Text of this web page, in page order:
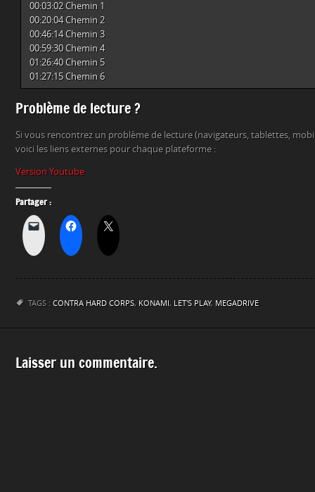
00:03:02 Chemin 1
00:20:04 Chemin 2
00:46:14 Chemin 3
00:59:30 Chemin 4
01:26:40 Chemin 5
01:27:15 Chemin 6
Problème de lecture ?
Si vous rencontrez un problème de lecture (navigateurs, tablettes,
voici les liens externes pour chaque plateforme :
Version Youtube
Partager :
TAGS : CONTRA HARD CORPS, KONAMI, LET'S PLAY, MEGADRIVE
Laisser un commentaire.